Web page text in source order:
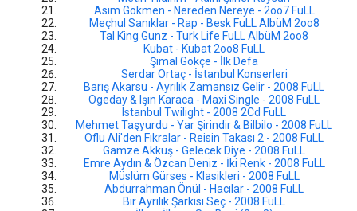
Asım Gökmen - Nereden Nereye - 2oo7 FuLL
Meçhul Sanıklar - Rap - Besk FuLL AlbüM 2oo8
Tal King Gunz - Turk Life FuLL AlbüM 2oo8
Kubat - Kubat 2oo8 FuLL
Şimal Gökçe - İlk Defa
Serdar Ortaç - İstanbul Konserleri
Barış Akarsu - Ayrılık Zamansız Gelir - 2008 FuLL
Ogeday & Işın Karaca - Maxi Single - 2008 FuLL
Istanbul Twilight - 2008 2Cd FuLL
Mehmet Taşyurdu - Yar Şirindir & Bilbilo - 2008 FuLL
Oflu Ali'den Fıkralar - Reisin Takası 2 - 2008 FuLL
Gamze Akkuş - Gelecek Diye - 2008 FuLL
Emre Aydın & Özcan Deniz - İki Renk - 2008 FuLL
Müslüm Gürses - Klasikleri - 2008 FuLL
Abdurrahman Önül - Hacılar - 2008 FuLL
Bir Ayrılık Şarkısı Seç - 2008 FuLL